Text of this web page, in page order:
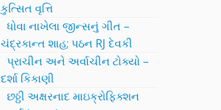
કુત્સિત વૃત્તિ
ધોવા નાખેલા જીન્સનું ગીત –
ચંદ્રકાન્ત શાહ; પઠન RJ દેવકી
પ્રાચીન અને અર્વાચીન ટોક્યો –
દર્શા કિકાણી
છઠ્ઠી અક્ષરનાદ માઇક્રોફિક્શન